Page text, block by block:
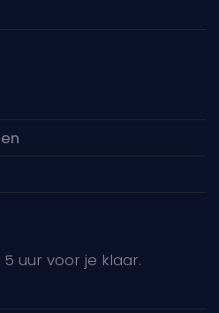
uur voor je klaar.